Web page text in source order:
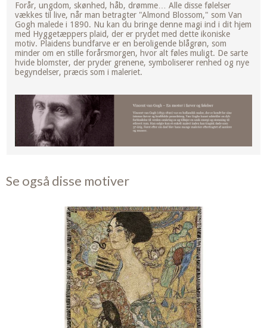
Forår, ungdom, skønhed, håb, drømme… Alle disse følelser
vækkes til live, når man betragter "Almond Blossom," som Van
Gogh malede i 1890. Nu kan du bringe denne magi ind i dit hjem
med Hyggetæppers plaid, der er prydet med dette ikoniske
motiv. Plaidens bundfarve er en beroligende blågrøn, som
minder om en stille forårsmorgen, hvor alt føles muligt. De sarte
hvide blomster, der pryder grenene, symboliserer renhed og nye
begyndelser, præcis som i maleriet.
Se også disse motiver